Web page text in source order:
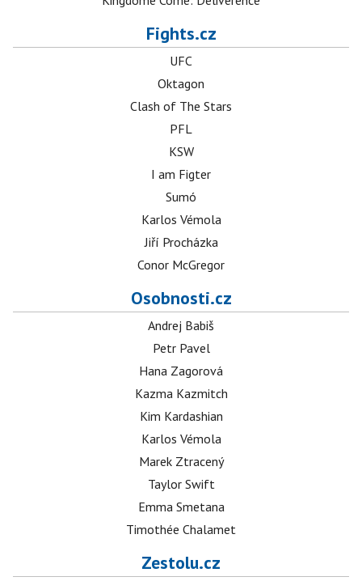
Fights.cz
UFC
Oktagon
Clash of The Stars
PFL
KSW
I am Figter
Sumó
Karlos Vémola
Jiří Procházka
Conor McGregor
Osobnosti.cz
Andrej Babiš
Petr Pavel
Hana Zagorová
Kazma Kazmitch
Kim Kardashian
Karlos Vémola
Marek Ztracený
Taylor Swift
Emma Smetana
Timothée Chalamet
Zestolu.cz